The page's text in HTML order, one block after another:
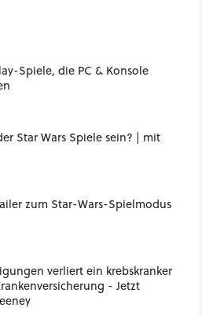
Spiele, die PC & Konsole
Star Wars Spiele sein? | mit
zum Star-Wars-Spielmodus
verliert ein krebskranker
- Jetzt